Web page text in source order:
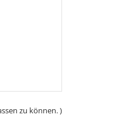
zu können. )